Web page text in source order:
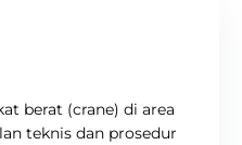
berat (crane) di area
teknis dan prosedur